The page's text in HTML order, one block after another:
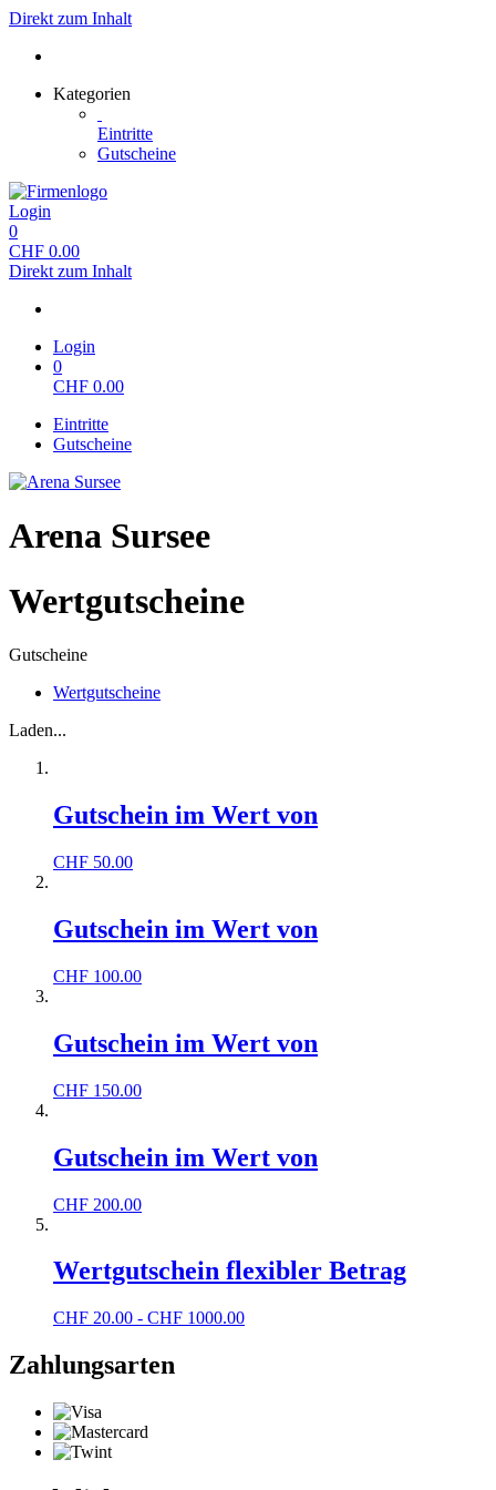
Direkt zum Inhalt
Kategorien
Eintritte
Gutscheine
Login
0
CHF 0.00
Direkt zum Inhalt
Login
0
CHF 0.00
Eintritte
Gutscheine
Arena Sursee
Wertgutscheine
Gutscheine
Wertgutscheine
Laden...
Gutschein im Wert von
CHF 50.00
Gutschein im Wert von
CHF 100.00
Gutschein im Wert von
CHF 150.00
Gutschein im Wert von
CHF 200.00
Wertgutschein flexibler Betrag
CHF 20.00 - CHF 1000.00
Zahlungsarten